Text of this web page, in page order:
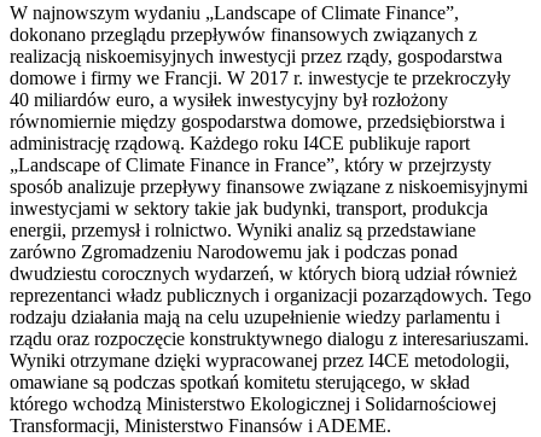
W najnowszym wydaniu „Landscape of Climate Finance”,
dokonano przeglądu przepływów finansowych związanych z
realizacją niskoemisyjnych inwestycji przez rządy, gospodarstwa
domowe i firmy we Francji. W 2017 r. inwestycje te przekroczyły
40 miliardów euro, a wysiłek inwestycyjny był rozłożony
równomiernie między gospodarstwa domowe, przedsiębiorstwa i
administrację rządową. Każdego roku I4CE publikuje raport
„Landscape of Climate Finance in France”, który w przejrzysty
sposób analizuje przepływy finansowe związane z niskoemisyjnymi
inwestycjami w sektory takie jak budynki, transport, produkcja
energii, przemysł i rolnictwo. Wyniki analiz są przedstawiane
zarówno Zgromadzeniu Narodowemu jak i podczas ponad
dwudziestu corocznych wydarzeń, w których biorą udział również
reprezentanci władz publicznych i organizacji pozarządowych. Tego
rodzaju działania mają na celu uzupełnienie wiedzy parlamentu i
rządu oraz rozpoczęcie konstruktywnego dialogu z interesariuszami.
Wyniki otrzymane dzięki wypracowanej przez I4CE metodologii,
omawiane są podczas spotkań komitetu sterującego, w skład
którego wchodzą Ministerstwo Ekologicznej i Solidarnościowej
Transformacji, Ministerstwo Finansów i ADEME.